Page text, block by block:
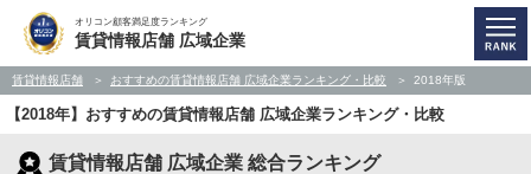
オリコン顧客満足度ランキング
賃貸情報店舗 広域企業
賃貸情報店舗 おすすめの賃貸情報店舗 広域企業ランキング・比較 2018年版
【2018年】おすすめの賃貸情報店舗 広域企業ランキング・比較
賃貸情報店舗 広域企業 総合ランキング